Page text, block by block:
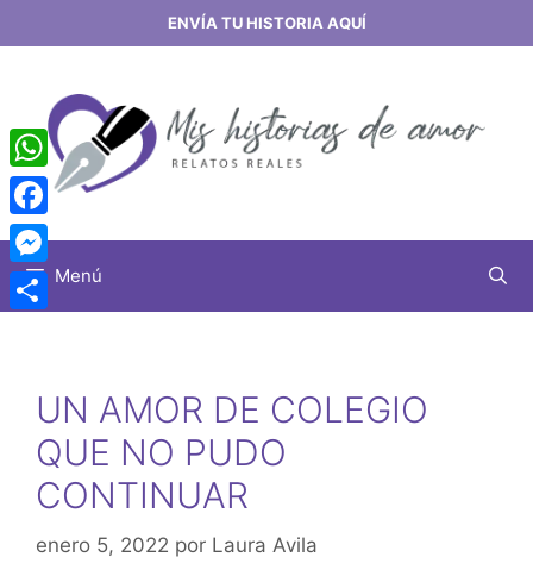
al
ENVÍA TU HISTORIA AQUÍ
Menú
UN AMOR DE COLEGIO
QUE NO PUDO
CONTINUAR
enero 5, 2022 por Laura Avila
WhatsApp
Facebook
Messenger